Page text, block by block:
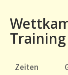
Training
Zeiten